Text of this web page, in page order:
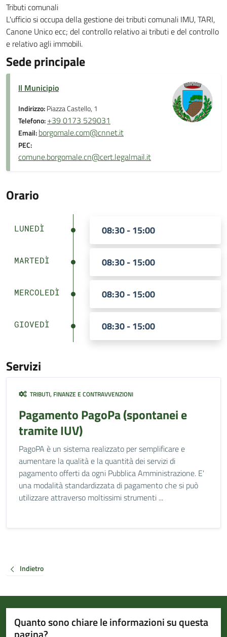
Tributi comunali
L'ufficio si occupa della gestione dei tributi comunali IMU, TARI,
Canone Unico ecc; del controllo relativo ai tributi e del controllo
e relativo agli immobili.
Sede principale
Il Municipio
Indirizzo:Piazza Castello, 1
Telefono:+39 0173 529031
Email:borgomale.com@cnnet.it
PEC:
comune.borgomale.cn@cert.legalmail.it
Orario
LUNEDÌ 08:30 - 15:00
MARTEDÌ 08:30 - 15:00
MERCOLEDÌ 08:30 - 15:00
GIOVEDÌ 08:30 - 15:00
Servizi
TRIBUTI, FINANZE E CONTRAVVENZIONI
Pagamento PagoPa (spontanei e
tramite IUV)
PagoPA è un sistema realizzato per semplificare e
aumentare la qualità e la quantità dei servizi di
pagamento offerti da ogni Pubblica Amministrazione. E'
una modalità standardizzata di pagamento che si può
utilizzare attraverso moltissimi strumenti ...
Indietro
Quanto sono chiare le informazioni su questa